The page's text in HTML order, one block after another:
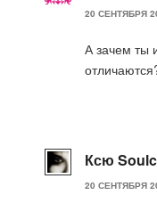
20 СЕНТЯБРЯ
А зачем ты
Ксю
20 СЕНТЯБРЯ